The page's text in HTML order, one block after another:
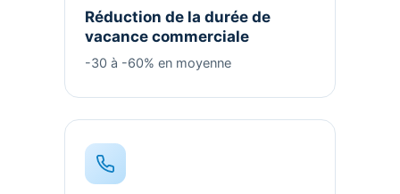
Réduction de la durée de
vacance commerciale
-30 à -60% en moyenne